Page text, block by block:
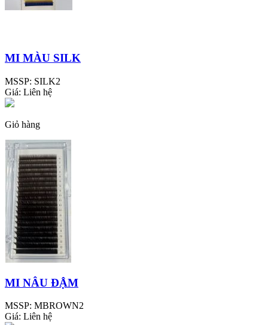
MI MÀU SILK
MSSP: SILK2
Giá: Liên hệ
Giỏ hàng
MI NÂU ĐẬM
MSSP: MBROWN2
Giá: Liên hệ